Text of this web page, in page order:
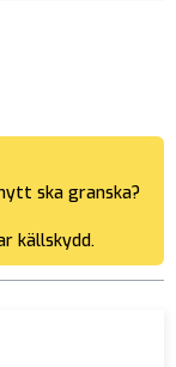
ska granska?
källskydd.